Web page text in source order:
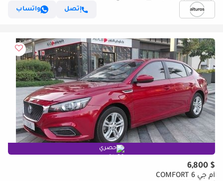
إتصل
واتساب
حصري
$ 6,800
أم جي 6 COMFORT